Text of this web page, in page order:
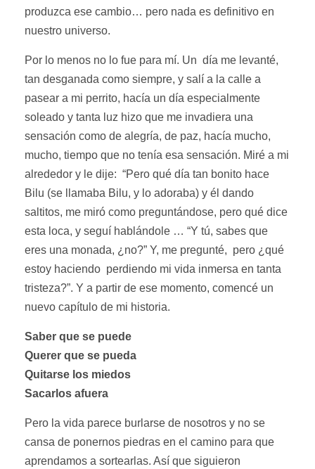
produzca ese cambio… pero nada es definitivo en
nuestro universo.
Por lo menos no lo fue para mí. Un día me levanté,
tan desganada como siempre, y salí a la calle a
pasear a mi perrito, hacía un día especialmente
soleado y tanta luz hizo que me invadiera una
sensación como de alegría, de paz, hacía mucho,
mucho, tiempo que no tenía esa sensación. Miré a mi
alrededor y le dije: “Pero qué día tan bonito hace
Bilu (se llamaba Bilu, y lo adoraba) y él dando
saltitos, me miró como preguntándose, pero qué dice
esta loca, y seguí hablándole … “Y tú, sabes que
eres una monada, ¿no?” Y, me pregunté, pero ¿qué
estoy haciendo perdiendo mi vida inmersa en tanta
tristeza?”. Y a partir de ese momento, comencé un
nuevo capítulo de mi historia.
Saber que se puede
Querer que se pueda
Quitarse los miedos
Sacarlos afuera
Pero la vida parece burlarse de nosotros y no se
cansa de ponernos piedras en el camino para que
aprendamos a sortearlas. Así que siguieron